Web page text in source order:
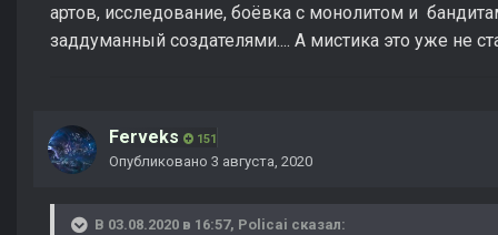
артов, исследование, боёвка с монолитом и
заддуманный создателями.... А мистика это уже не
Ferveks 151
Опубликовано 3 августа, 2020
В 03.08.2020 в 16:57, Policai сказал: